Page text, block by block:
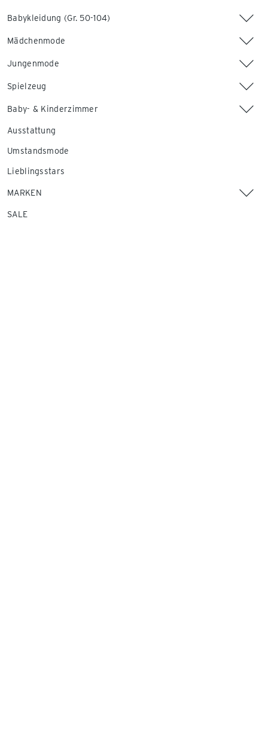
Babykleidung (Gr. 50-104)
Mädchenmode
Jungenmode
Spielzeug
Baby- & Kinderzimmer
Ausstattung
Umstandsmode
Lieblingsstars
MARKEN
SALE